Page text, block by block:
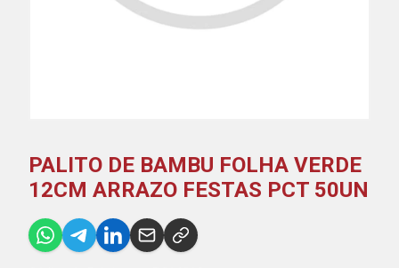
PALITO DE BAMBU FOLHA VERDE
12CM ARRAZO FESTAS PCT 50UN